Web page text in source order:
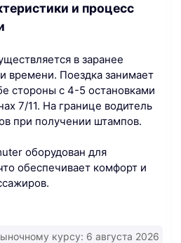
и процесс
в заранее
времени. Поездка занимает
стороны с 4-5 остановками
7/11. На границе водитель
при получении штампов.
оборудован для
обеспечивает комфорт и
курсу: 6 августа 2026